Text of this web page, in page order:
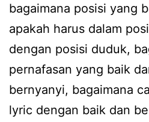
bagaimana posisi yang
apakah harus dalam
dengan posisi duduk,
pernafasan yang baik
bernyanyi, bagaimana
lyric dengan baik dan